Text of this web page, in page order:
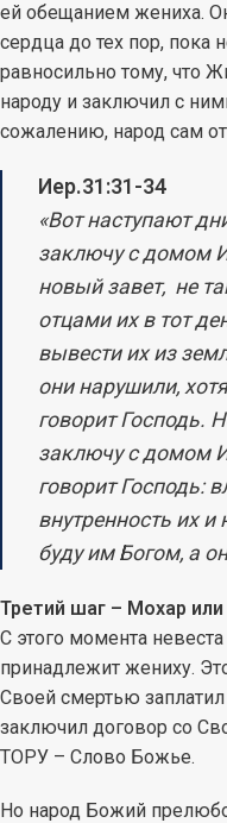
ей обещанием жениха.
сердца до тех пор, пока
равносильно тому, что
народу и заключил с
сожалению, народ сам
Иер.31:31-34
«Вот наступают
заключу с домом
новый завет, не
отцами их в тот
вывести их из
они нарушили,
говорит Господь.
заключу с домом
говорит Господь:
внутренность их и
буду им Богом, а
Третий шаг – Мохар
С этого момента
принадлежит жениху.
Своей смертью
заключил договор со
ТОРУ – Слово Божье.
Но народ Божий